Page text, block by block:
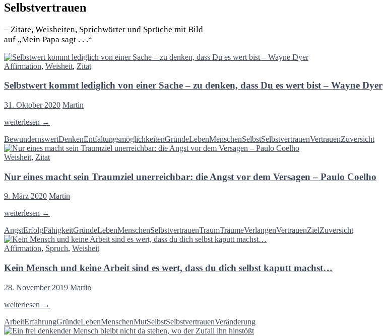
Selbstvertrauen
– Zitate, Weisheiten, Sprichwörter und Sprüche mit Bild
auf „Mein Papa sagt . . .“
Affirmation, Weisheit, Zitat
Selbstwert kommt lediglich von einer Sache – zu denken, dass Du es wert bist – Wayne Dyer
31. Oktober 2020 Martin
Selbstwert
lediglich
von
einer
–
denken,
Du
wert
bist
–
Dyer
weiterlesen →
BewundernswertDenkenEntfaltungsmöglichkeitenGründeLebenMenschenSelbstSelbstvertrauenVertrauenZuversicht
Weisheit, Zitat
Nur eines macht sein Traumziel unerreichbar: die Angst vor dem Versagen – Paulo Coelho
9. März 2020 Martin
Nur
macht
sein
Traumziel
die
vor
dem
Versagen
Paulo
Coelho
weiterlesen →
AngstErfolgFähigkeitGründeLebenMenschenSelbstvertrauenTraumTräumeVerlangenVertrauenZielZuversicht
Affirmation, Spruch, Weisheit
Kein Mensch und keine Arbeit sind es wert, dass du dich selbst kaputt machst…
28. November 2019 Martin
Kein
und
keine
weiterlesen →
ArbeitErfahrungGründeLebenMenschenMutSelbstSelbstvertrauenVeränderung